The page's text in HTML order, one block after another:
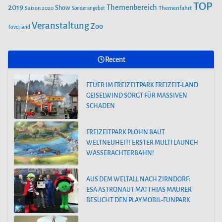
SAISONSTART IM PLAYMOBIL-FUNPARK
GEISELWIND SORGT FÜR MASSIVEN
SCHADEN
2019 Saison 2020 Show Sonderangebot Themenbereich Themenfahrt TOP
Toverland VeranstaltungZoo
Recent
FEUER IM FREIZEITPARK FREIZEIT-LAND
GEISELWIND SORGT FÜR MASSIVEN
SCHADEN
FREIZEITPARK PLOHN BAUT
WELTNEUHEIT! ERSTER MULTI LAUNCH
WASSERACHTERBAHN!
AUS DEM WELTALL NACH ZIRNDORF:
ESA-ASTRONAUT MATTHIAS MAURER
BESUCHT DEN PLAYMOBIL-FUNPARK